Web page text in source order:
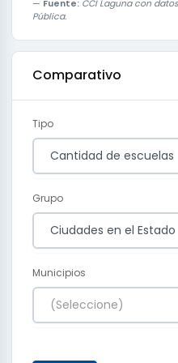
Fuente: CCI Laguna con
Pública.
Comparativo
Tipo
Cantidad de escuelas
Grupo
Ciudades en el Estado
Municipios
(Seleccione)